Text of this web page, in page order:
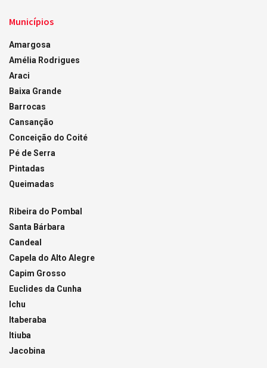
Municípios
Amargosa
Amélia Rodrigues
Araci
Baixa Grande
Barrocas
Cansanção
Conceição do Coité
Pé de Serra
Pintadas
Queimadas
Ribeira do Pombal
Santa Bárbara
Candeal
Capela do Alto Alegre
Capim Grosso
Euclides da Cunha
Ichu
Itaberaba
Itiuba
Jacobina